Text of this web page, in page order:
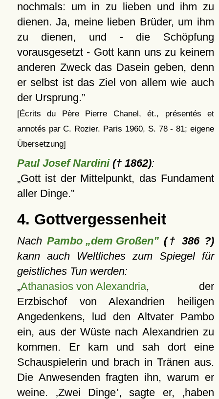
nochmals: um in zu lieben und ihm zu
dienen. Ja, meine lieben Brüder, um ihm
zu dienen, und - die Schöpfung
vorausgesetzt - Gott kann uns zu keinem
anderen Zweck das Dasein geben, denn
er selbst ist das Ziel von allem wie auch
der Ursprung.
[Écrits du Père Pierre Chanel, ét., présentés et
annotés par C. Rozier. Paris 1960, S. 78 - 81; eigene
Übersetzung]
Paul Josef Nardini(† 1862):
Gott ist der Mittelpunkt, das Fundament
aller Dinge.
4. Gottvergessenheit
Nach Pambo „dem Großen”(† 386 ?)
kann auch Weltliches zum Spiegel für
geistliches Tun werden:
Athanasios von Alexandria, der
Erzbischof von Alexandrien heiligen
Angedenkens, lud den Altvater Pambo
ein, aus der Wüste nach Alexandrien zu
kommen. Er kam und sah dort eine
Schauspielerin und brach in Tränen aus.
Die Anwesenden fragten ihn, warum er
weine.
Zwei Dinge , sagte er,
haben